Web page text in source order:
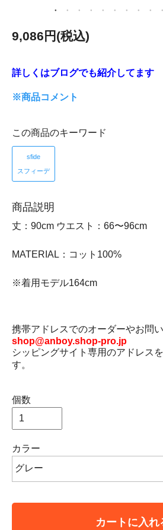
9,086円(税込)
詳しくはブログでも紹介してます
※商品コメント
この商品のキーワード
sfide
スフィーデ
商品説明
丈：90cm ウエスト：66〜96cm
MATERIAL：コット100%
※着用モデル164cm
携帯アドレスでのオーダーやお問
shop@anboy.shop-pro.jp
シッピングサイト専用のアドレス
す。
個数
カラー
カートに入れ